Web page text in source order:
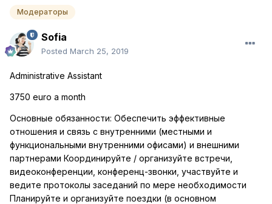
Модераторы
Sofia
Posted March 25, 2019
Administrative Assistant
3750 euro a month
Основные обязанности: Обеспечить эффективные
отношения и связь с внутренними (местными и
функциональными внутренними офисами) и внешними
партнерами Координируйте / организуйте встречи,
видеоконференции, конференц-звонки, участвуйте и
ведите протоколы заседаний по мере необходимости
Планируйте и организуйте поездки (в основном